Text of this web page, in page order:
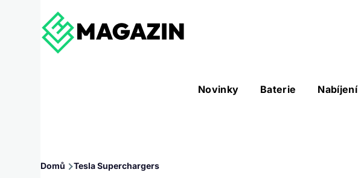
Hlavní
Novinky Baterie Nabíjení
Nástroje sub-navigation
Drobečková
Domů Tesla Superchargers